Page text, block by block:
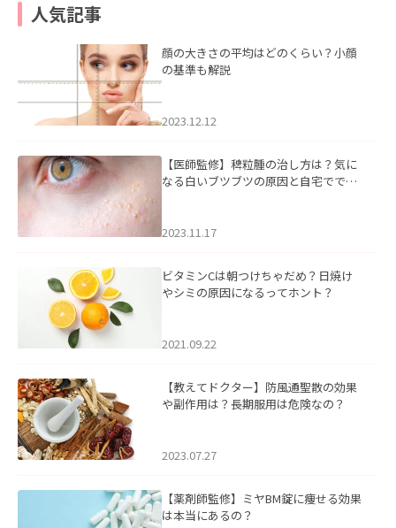
人気記事
顔の大きさの平均はどのくらい？小顔
の基準も解説
2023.12.12
【医師監修】稗粒腫の治し方は？気に
なる白いブツブツの原因と自宅ででき
2023.11.17
ビタミンCは朝つけちゃだめ？日焼け
やシミの原因になるってホント？
2021.09.22
【教えてドクター】防風通聖散の効果
や副作用は？長期服用は危険なの？
2023.07.27
【薬剤師監修】ミヤBM錠に痩せる効果
は本当にあるの？